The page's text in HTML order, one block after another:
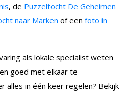
, de Puzzeltocht De Geheimen
naar Marken of een foto in
als lokale specialist weten
goed met elkaar te
alles in één keer regelen? Bekijk